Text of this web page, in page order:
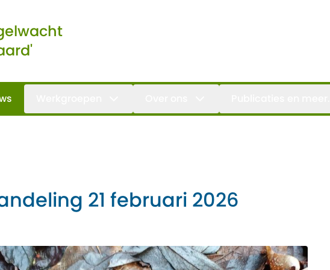
21 februari 2026